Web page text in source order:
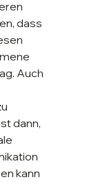
dass
Auch
dann,
kann